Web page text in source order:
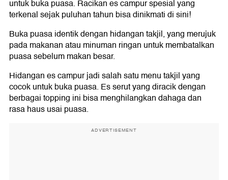
untuk buka puasa. Racikan es campur spesial yang
terkenal sejak puluhan tahun bisa dinikmati di sini!
Buka puasa identik dengan hidangan takjil, yang merujuk
pada makanan atau minuman ringan untuk membatalkan
puasa sebelum makan besar.
Hidangan es campur jadi salah satu menu takjil yang
cocok untuk buka puasa. Es serut yang diracik dengan
berbagai topping ini bisa menghilangkan dahaga dan
rasa haus usai puasa.
ADVERTISEMENT